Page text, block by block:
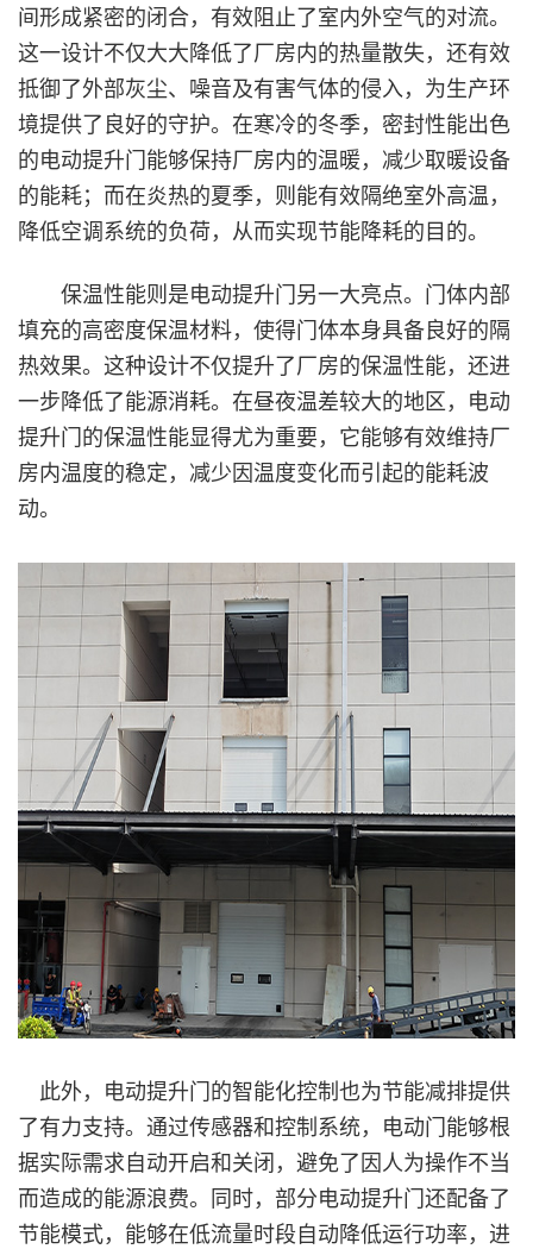
间形成紧密的闭合，有效阻止了室内外空气的对流。
这一设计不仅大大降低了厂房内的热量散失，还有效
抵御了外部灰尘、噪音及有害气体的侵入，为生产环
境提供了良好的守护。在寒冷的冬季，密封性能出色
的电动提升门能够保持厂房内的温暖，减少取暖设备
的能耗；而在炎热的夏季，则能有效隔绝室外高温，
降低空调系统的负荷，从而实现节能降耗的目的。
保温性能则是电动提升门另一大亮点。门体内部
填充的高密度保温材料，使得门体本身具备良好的隔
热效果。这种设计不仅提升了厂房的保温性能，还进
一步降低了能源消耗。在昼夜温差较大的地区，电动
提升门的保温性能显得尤为重要，它能够有效维持厂
房内温度的稳定，减少因温度变化而引起的能耗波
动。
此外，电动提升门的智能化控制也为节能减排提供
了有力支持。通过传感器和控制系统，电动门能够根
据实际需求自动开启和关闭，避免了因人为操作不当
而造成的能源浪费。同时，部分电动提升门还配备了
节能模式，能够在低流量时段自动降低运行功率，进